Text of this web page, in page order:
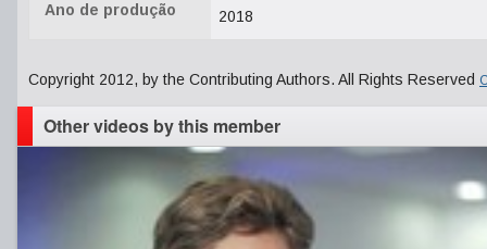
Ano de produção 2018
Copyright 2012, by the Contributing Authors. All Rights Reserved
Other videos by this member